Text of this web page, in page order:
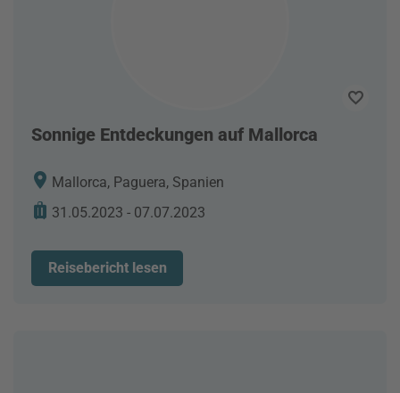
Sonnige Entdeckungen auf Mallorca
Mallorca, Paguera, Spanien
31.05.2023 - 07.07.2023
Reisebericht lesen